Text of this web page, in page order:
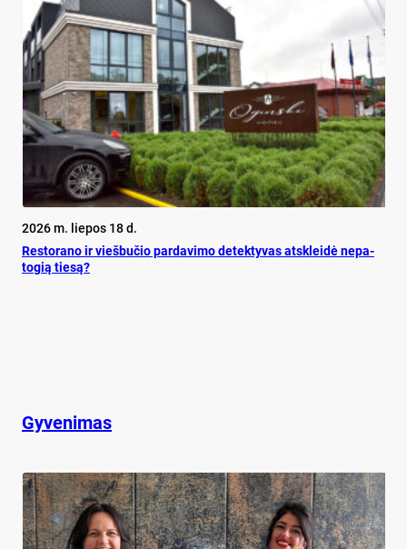
2026 m. liepos 18 d.
Res­to­ra­no ir vieš­bu­čio par­da­vi­mo de­tek­ty­vas at­sklei­dė ne­pa­
to­gią tie­są?
Gyvenimas